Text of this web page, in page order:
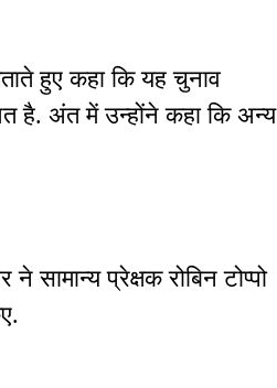
हुए कहा कि यह चुनाव
है. अंत में उन्होंने कहा कि अन्य
ने सामान्य प्रेक्षक रोबिन टोप्पो